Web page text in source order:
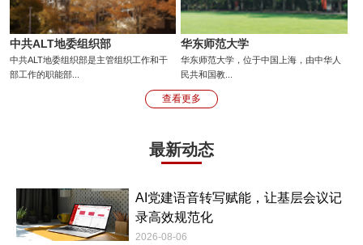
中共ALT地委组织部
中共ALT地委组织部是主管组织工作和干
部工作的职能部...
华东师范大学
华东师范大学，位于中国上海，由中华人
民共和国教...
查看更多
最新动态
AI党建语音转写赋能，让基层会议记
录高效规范化
2026-08-06